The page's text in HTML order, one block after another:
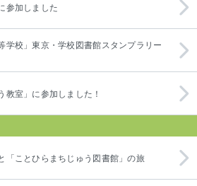
参加しました
学校」東京・学校図書館スタンプラリー
教室」に参加しました！
「ことひらまちじゅう図書館」の旅